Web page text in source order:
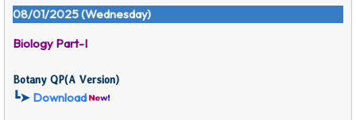
08/01/2025 (Wednesday)
Biology Part-I
Botany QP(A Version)
┗➤ Download